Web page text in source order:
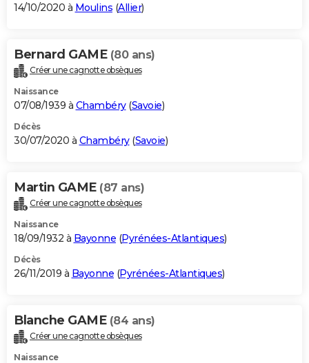
14/10/2020 à Moulins (Allier)
Bernard GAME (80 ans)
Créer une cagnotte obsèques
Naissance
07/08/1939 à Chambéry(Savoie)
Décès
30/07/2020 à Chambéry(Savoie)
Martin GAME (87 ans)
Créer une cagnotte obsèques
Naissance
18/09/1932 à Bayonne (Pyrénées-Atlantiques)
Décès
26/11/2019 à Bayonne (Pyrénées-Atlantiques)
Blanche GAME (84 ans)
Créer une cagnotte obsèques
Naissance